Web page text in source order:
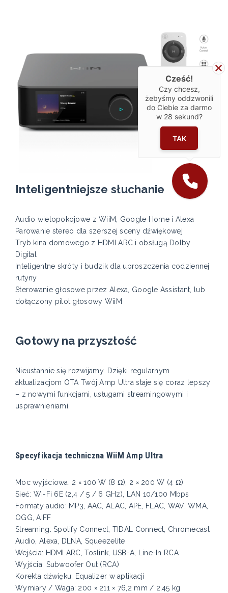
Inteligentniejsze słuchanie
Audio wielopokojowe z WiiM, Google Home i Alexa
Parowanie stereo dla szerszej sceny dźwiękowej
Tryb kina domowego z HDMI ARC i obsługą Dolby
Digital
Inteligentne skróty i budzik dla uproszczenia codziennej
rutyny
Sterowanie głosowe przez Alexa, Google Assistant, lub
dołączony pilot głosowy WiiM
Gotowy na przyszłość
Nieustannie się rozwijamy. Dzięki regularnym
aktualizacjom OTA Twój Amp Ultra staje się coraz lepszy
– z nowymi funkcjami, usługami streamingowymi i
usprawnieniami.
Specyfikacja techniczna WiiM Amp Ultra
Moc wyjściowa: 2 × 100 W (8 Ω), 2 × 200 W (4 Ω)
Sieć: Wi-Fi 6E (2,4 / 5 / 6 GHz), LAN 10/100 Mbps
Formaty audio: MP3, AAC, ALAC, APE, FLAC, WAV, WMA,
OGG, AIFF
Streaming: Spotify Connect, TIDAL Connect, Chromecast
Audio, Alexa, DLNA, Squeezelite
Wejścia: HDMI ARC, Toslink, USB-A, Line-In RCA
Wyjścia: Subwoofer Out (RCA)
Korekta dźwięku: Equalizer w aplikacji
Wymiary / Waga: 200 × 211 × 76,2 mm / 2,45 kg
Cześć!
Czy chcesz,
żebyśmy oddzwonili
do Ciebie za darmo
w 28 sekund?
TAK